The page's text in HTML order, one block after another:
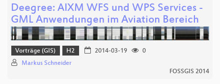
Deegree: AIXM WFS und WPS Services -
GML Anwendungen im Aviation Bereich
Vorträge (GIS) H2 2014-03-19
0
Markus Schneider
FOSSGIS 2014